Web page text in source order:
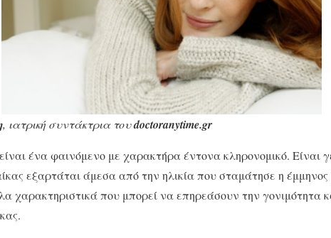
, ιατρική συντάκτρια τουdoctoranytime.gr
ένα φαινόμενο με χαρακτήρα έντονα κληρονομικό. Είναι
εξαρτάται άμεσα από την ηλικία που σταμάτησε η έμμηνος
χαρακτηριστικά που μπορεί να επηρεάσουν την γονιμότητα